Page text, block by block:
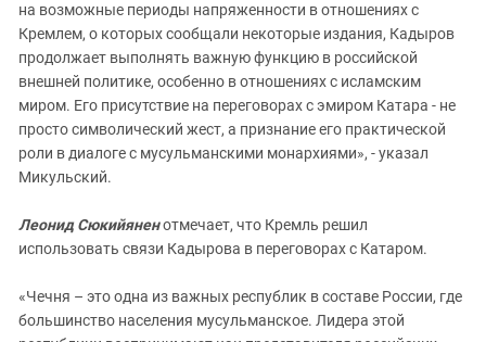
на возможные периоды напряженности в отношениях с
Кремлем, о которых сообщали некоторые издания, Кадыров
продолжает выполнять важную функцию в российской
внешней политике, особенно в отношениях с исламским
миром. Его присутствие на переговорах с эмиром Катара - не
просто символический жест, а признание его практической
роли в диалоге с мусульманскими монархиями», - указал
Микульский.
Леонид Сюкийяненотмечает, что Кремль решил
использовать связи Кадырова в переговорах с Катаром.
«Чечня – это одна из важных республик в составе России, где
большинство населения мусульманское. Лидера этой